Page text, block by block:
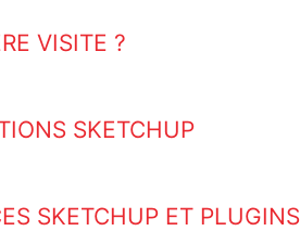
VISITE ?
SKETCHUP
SKETCHUP ET PLUGINS